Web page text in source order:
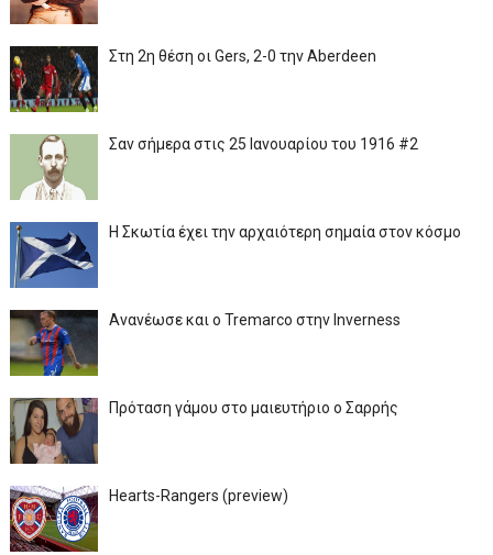
Στη 2η θέση οι Gers, 2-0 την Aberdeen
Σαν σήμερα στις 25 Ιανουαρίου του 1916 #2
Η Σκωτία έχει την αρχαιότερη σημαία στον κόσμο
Ανανέωσε και ο Tremarco στην Inverness
Πρόταση γάμου στο μαιευτήριο ο Σαρρής
Hearts-Rangers (preview)